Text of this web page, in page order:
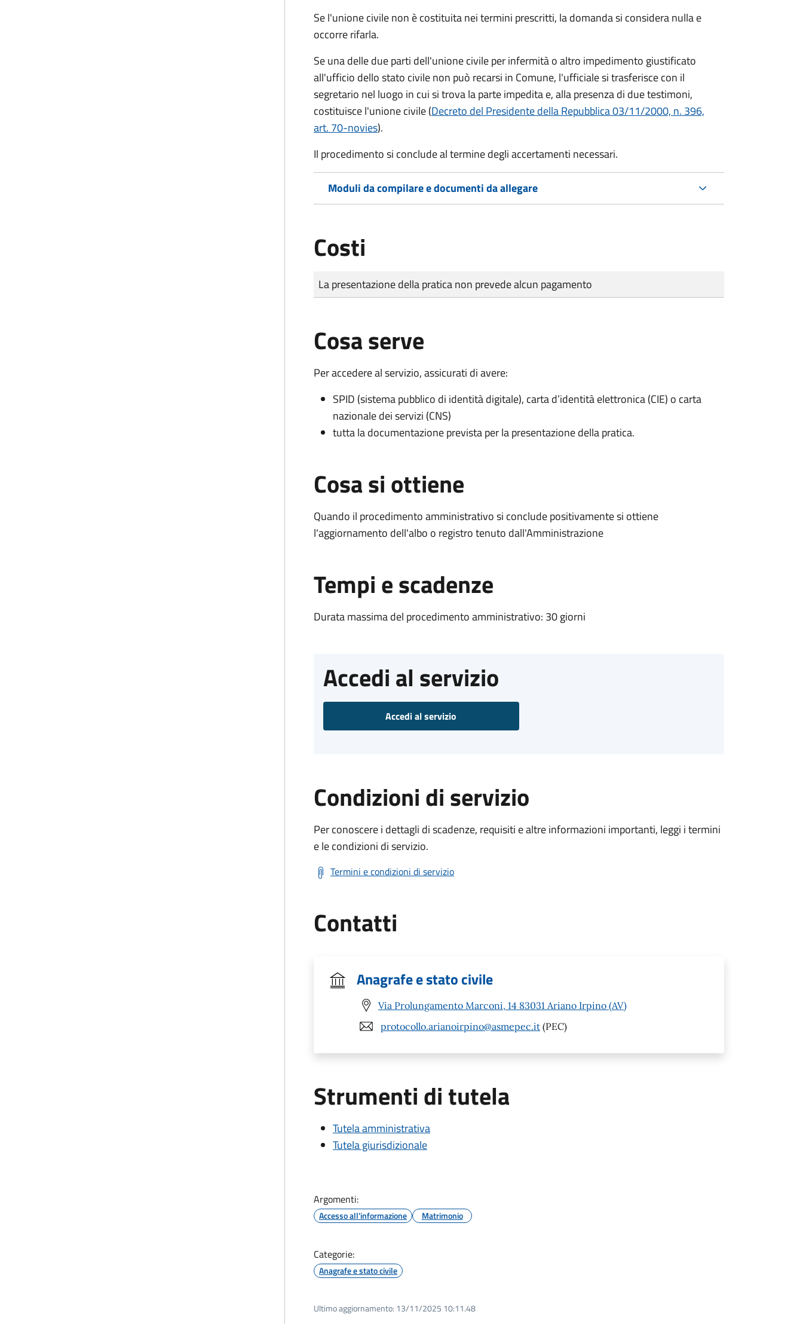
Se l'unione civile non è costituita nei termini prescritti, la domanda si considera nulla e
occorre rifarla.
Se una delle due parti dell'unione civile per infermità o altro impedimento giustificato
all'ufficio dello stato civile non può recarsi in Comune, l'ufficiale si trasferisce con il
segretario nel luogo in cui si trova la parte impedita e, alla presenza di due testimoni,
costituisce l'unione civile (Decreto del Presidente della Repubblica 03/11/2000, n. 396,
art. 70-novies).
Il procedimento si conclude al termine degli accertamenti necessari.
Moduli da compilare e documenti da allegare
Costi
Tipo di pagamento
Importo
La presentazione della pratica non prevede alcun pagamento
Cosa serve
Per accedere al servizio, assicurati di avere:
SPID (sistema pubblico di identità digitale), carta d’identità elettronica (CIE) o carta
nazionale dei servizi (CNS)
tutta la documentazione prevista per la presentazione della pratica.
Cosa si ottiene
Quando il procedimento amministrativo si conclude positivamente si ottiene
l'aggiornamento dell'albo o registro tenuto dall'Amministrazione
Tempi e scadenze
Durata massima del procedimento amministrativo: 30 giorni
Accedi al servizio
Accedi al servizio
Condizioni di servizio
Per conoscere i dettagli di scadenze, requisiti e altre informazioni importanti, leggi i termini
e le condizioni di servizio.
Termini e condizioni di servizio
Contatti
Anagrafe e stato civile
Via Prolungamento Marconi, 14 83031 Ariano Irpino (AV)
protocollo.arianoirpino@asmepec.it (PEC)
Strumenti di tutela
Tutela amministrativa
Tutela giurisdizionale
Argomenti:
Accesso all'informazione Matrimonio
Categorie:
Anagrafe e stato civile
Ultimo aggiornamento: 13/11/2025 10:11.48